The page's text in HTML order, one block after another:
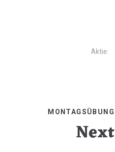
Aktie:
MONTAGSÜBUNG
Next